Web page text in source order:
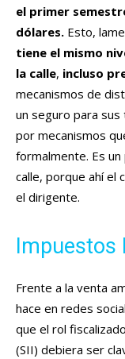
el primer
dólares. Esto,
tiene el mismo
la calle, incluso
mecanismos de
un seguro para
por mecanismos
formalmente. Es
calle, porque ahí el
el dirigente.
Impuestos
Frente a la venta
hace en redes
que el rol
(SII) debiera ser